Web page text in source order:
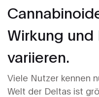
Wirkung
variieren.
Viele Nutzer kennen
Welt der Deltas ist